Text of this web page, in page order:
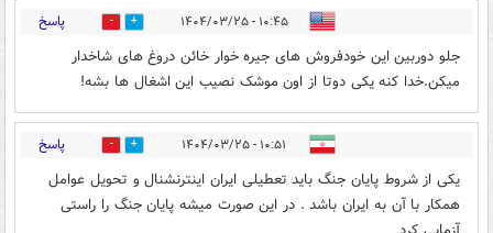
۱۰:۴۵ - ۱۴۰۴/۰۳/۲۵ 2 پاسخ
جلو دوربین این خودفروش های جیره خوار خائن دروغ های شاخدار
میکن.خدا کنه یکی دوتا از اون موشک نصیب این اشغال ها بشه!
۱۰:۵۱ - ۱۴۰۴/۰۳/۲۵ 2 پاسخ
یکی از شروط پایان جنگ باید تعطیلی ایران اینترنشنال و تحویل عوامل
همکار با آن به ایران باشد . در این صورت میشه پایان جنگ را راستی